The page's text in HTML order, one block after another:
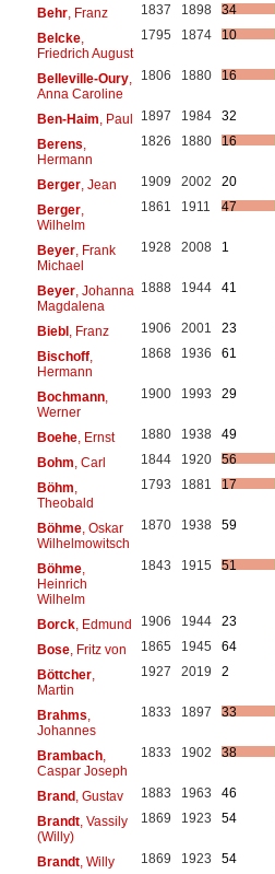
Behr, Franz 1837 1898
34
Belcke,
Friedrich August
1795 1874 10
Belleville-Oury,
Anna Caroline
1806 1880 16
Ben-Haim , Paul 1897 1984
32
Berens
Hermann
1826 1880 16
Berger, Jean 1909 2002
20
Berger,
Wilhelm
1861 1911 47
Beyer, Frank
Michael
1928 2008 1
Beyer, Johanna
Magdalena
1888 1944 41
Biebl, Franz 1906 2001
23
Bischoff,
Hermann
1868 1936 61
Bochmann,
Werner
1900 1993 29
Boehe, Ernst 1880 1938
49
Bohm , Carl 1844 1920
56
Böhm
Theobald
1793 1881 17
Böhme, Oskar
Wilhelmowitsch
1870 1938 59
Böhme,
Heinrich
Wilhelm
1843 1915 51
Borck, Edmund 1906 1944
23
Bose, Fritz von 1865 1945
64
Böttcher,
Martin
1927 2019 2
Brahms
Johannes
1833 1897 33
Brambach,
Caspar Joseph
1833 1902 38
Brand, Gustav 1883 1963
46
Brandt, Vassily
(Willy)
1869 1923 54
Brandt, Willy 1869 1923
54